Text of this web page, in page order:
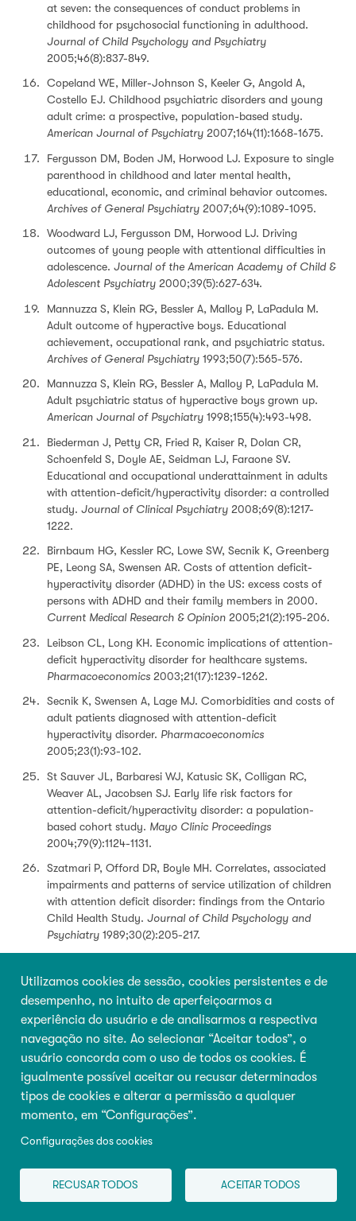
Utilizamos cookies de sessão, cookies persistentes e de
desempenho, no intuito de aperfeiçoarmos a
experiência do usuário e de analisarmos a respectiva
navegação no site. Ao selecionar “Aceitar todos”, o
usuário concorda com o uso de todos os cookies. É
igualmente possível aceitar ou recusar determinados
tipos de cookies e alterar a permissão a qualquer
momento, em “Configurações”.
Configurações dos cookies
RECUSAR TODOS ACEITAR TODOS
at seven: the consequences of conduct problems in
childhood for psychosocial functioning in adulthood.
Journal of Child Psychology and Psychiatry
2005;46(8):837-849.
Copeland WE, Miller-Johnson S, Keeler G, Angold A,
Costello EJ. Childhood psychiatric disorders and young
adult crime: a prospective, population-based study.
American Journal of Psychiatry 2007;164(11):1668-1675.
Fergusson DM, Boden JM, Horwood LJ. Exposure to single
parenthood in childhood and later mental health,
educational, economic, and criminal behavior outcomes.
Archives of General Psychiatry 2007;64(9):1089-1095.
Woodward LJ, Fergusson DM, Horwood LJ. Driving
outcomes of young people with attentional difficulties in
adolescence. Journal of the American Academy of Child &
Adolescent Psychiatry 2000;39(5):627-634.
Mannuzza S, Klein RG, Bessler A, Malloy P, LaPadula M.
Adult outcome of hyperactive boys. Educational
achievement, occupational rank, and psychiatric status.
Archives of General Psychiatry 1993;50(7):565-576.
Mannuzza S, Klein RG, Bessler A, Malloy P, LaPadula M.
Adult psychiatric status of hyperactive boys grown up.
American Journal of Psychiatry 1998;155(4):493-498.
Biederman J, Petty CR, Fried R, Kaiser R, Dolan CR,
Schoenfeld S, Doyle AE, Seidman LJ, Faraone SV.
Educational and occupational underattainment in adults
with attention-deficit/hyperactivity disorder: a controlled
study. Journal of Clinical Psychiatry 2008;69(8):1217-
1222.
Birnbaum HG, Kessler RC, Lowe SW, Secnik K, Greenberg
PE, Leong SA, Swensen AR. Costs of attention deficit-
hyperactivity disorder (ADHD) in the US: excess costs of
persons with ADHD and their family members in 2000.
Current Medical Research & Opinion 2005;21(2):195-206.
Leibson CL, Long KH. Economic implications of attention-
deficit hyperactivity disorder for healthcare systems.
Pharmacoeconomics 2003;21(17):1239-1262.
Secnik K, Swensen A, Lage MJ. Comorbidities and costs of
adult patients diagnosed with attention-deficit
hyperactivity disorder. Pharmacoeconomics
2005;23(1):93-102.
St Sauver JL, Barbaresi WJ, Katusic SK, Colligan RC,
Weaver AL, Jacobsen SJ. Early life risk factors for
attention-deficit/hyperactivity disorder: a population-
based cohort study. Mayo Clinic Proceedings
2004;79(9):1124-1131.
Szatmari P, Offord DR, Boyle MH. Correlates, associated
impairments and patterns of service utilization of children
with attention deficit disorder: findings from the Ontario
Child Health Study. Journal of Child Psychology and
Psychiatry 1989;30(2):205-217.
Holmgren MA, Sklar P. Molecular genetics of attention-
deficit/hyperactivity disorder.
Biological Psychiatry
2005;57(11):1313-1323.
Fergusson DM, Woodward LJ, Horwood LJ. Maternal
smoking during pregnancy and psychiatric adjustment in
1998;55(8):721-727.
Romano E, Tremblay RE, Farhat A, Cote S. Development
and prediction of hyperactive symptoms from 2 to 7 years
in a population-based sample.
Elgar FJ, Curtis LJ, McGrath PJ, Waschbusch DA, Stewart
SH. Antecedent-consequence conditions in maternal mood